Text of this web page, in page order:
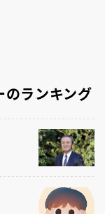
のランキング